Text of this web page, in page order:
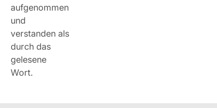
aufgenommen
und
verstanden als
durch das
gelesene
Wort.